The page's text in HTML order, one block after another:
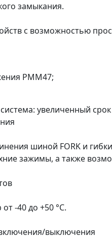
замыкания.
с возможностью
РММ47;
увеличенный
шиной FORK и
зажимы, а также
-40 до +50 °С.
выключения